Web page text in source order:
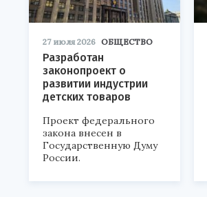
27 июля 2026 ОБЩЕСТВО
Разработан
законопроект о
развитии индустрии
детских товаров
Проект федерального
закона внесен в
Государственную Думу
России.